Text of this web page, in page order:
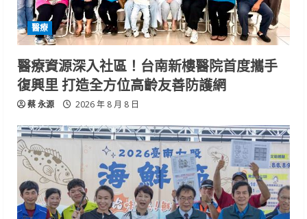
醫療
醫療資源深入社區！台南新樓醫院首度攜手
復興里 打造全方位高齡友善防護網
蔡 永源 2026 年 8 月 8 日